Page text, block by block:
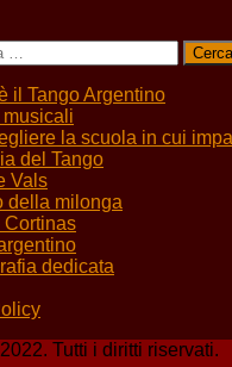
il Tango Argentino
musicali
la scuola in cui
del Tango
Vals
della milonga
Cortinas
dedicata
Tutti i diritti riservati.